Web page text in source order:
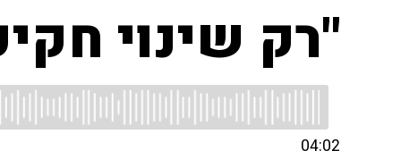
"רק שינוי
04:02